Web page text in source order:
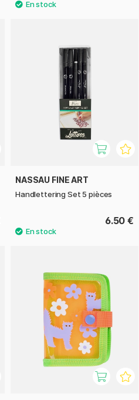
NASSAU FINE ART
Handlettering Set 5 pièces
6.50 €